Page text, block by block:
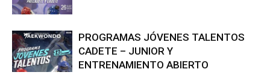
PROGRAMAS JÓVENES TALENTOS
CADETE – JUNIOR Y
ENTRENAMIENTO ABIERTO